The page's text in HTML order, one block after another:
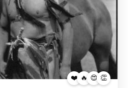
❤️ 🔥 😍 👏